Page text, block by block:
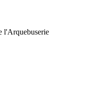
l'Arquebuserie